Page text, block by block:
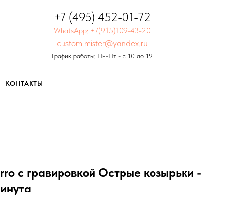
+7 (495) 452-01-72
WhatsApp: +7(915)109-43-20
custom.mister@yandex.ru
График работы: Пн-Пт - с 10 до 19
КОНТАКТЫ
с гравировкой Острые козырьки -